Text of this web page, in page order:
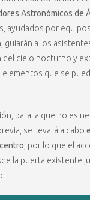
Astronómicos de
ayudados por
guiarán a los
del cielo nocturno y
elementos que se
para la que no es
se llevará a cabo
, por lo que el
la puerta existente